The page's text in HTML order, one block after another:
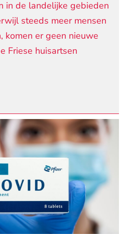
in de landelijke gebieden
steeds meer mensen
komen er geen nieuwe
Friese huisartsen